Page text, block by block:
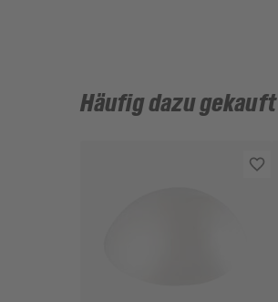
Häufig dazu gekauft